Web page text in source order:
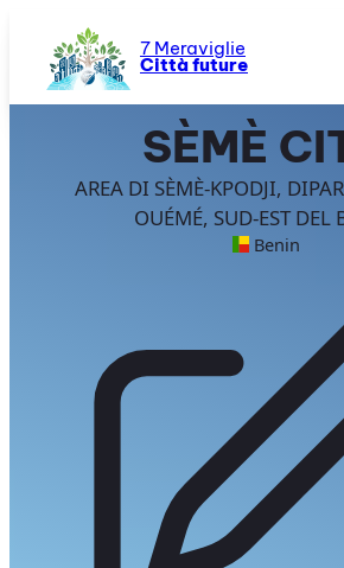
contenuto
7 Meraviglie
Città future
SÈMÈ
AREA DI SÈMÈ-KPODJI,
OUÉMÉ, SUD-EST DEL
Benin